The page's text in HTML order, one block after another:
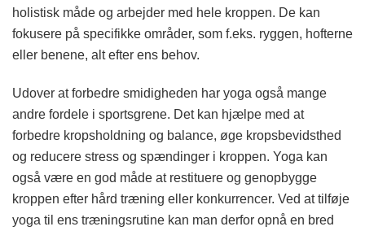
holistisk måde og arbejder med hele kroppen. De kan
fokusere på specifikke områder, som f.eks. ryggen, hofterne
eller benene, alt efter ens behov.
Udover at forbedre smidigheden har yoga også mange
andre fordele i sportsgrene. Det kan hjælpe med at
forbedre kropsholdning og balance, øge kropsbevidsthed
og reducere stress og spændinger i kroppen. Yoga kan
også være en god måde at restituere og genopbygge
kroppen efter hård træning eller konkurrencer. Ved at tilføje
yoga til ens træningsrutine kan man derfor opnå en bred